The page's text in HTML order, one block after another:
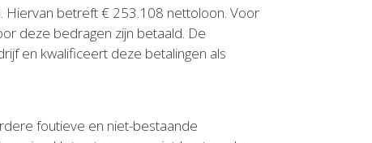
Hiervan betreft € 253.108 nettoloon. Voor
deze bedragen zijn betaald. De
en kwalificeert deze betalingen als
foutieve en niet-bestaande